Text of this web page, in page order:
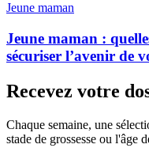
Jeune maman
Jeune maman :
sécuriser l’avenir de
Recevez votre
Chaque semaine, une
stade de grossesse ou l'âge